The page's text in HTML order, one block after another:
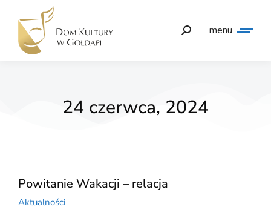
menu
24 czerwca, 2024
Powitanie Wakacji – relacja
Aktualności